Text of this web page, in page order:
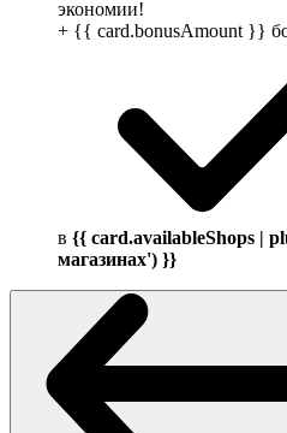
экономии!
+ {{ card.bonusAmount }}
в {{ card.availableShops |
магазинах') }}